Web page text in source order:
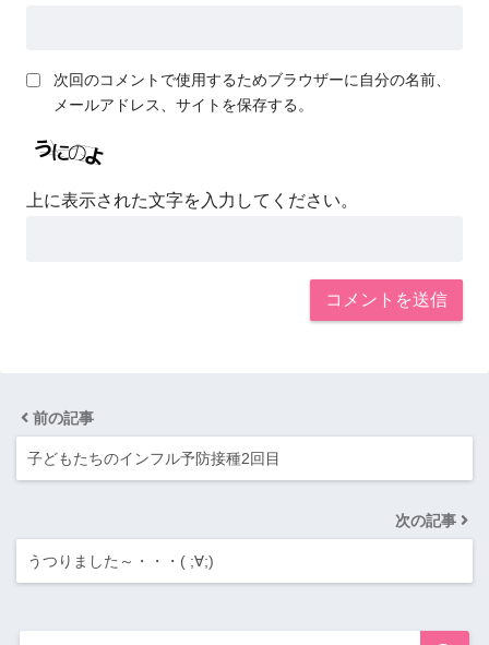
次回のコメントで使用するためブラウザーに自分の名前、
メールアドレス、サイトを保存する。
上に表示された文字を入力してください。
前の記事
子どもたちのインフル予防接種2回目
次の記事
うつりました～・・・( ;∀;)